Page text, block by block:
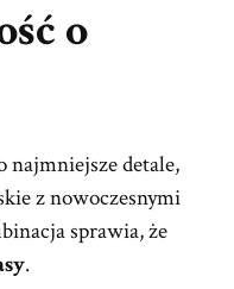
o
najmniejsze detale,
z nowoczesnymi
sprawia, że
.